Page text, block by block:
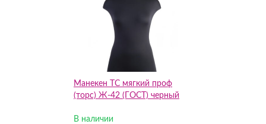
Манекен ТС мягкий проф
(торс) Ж-42 (ГОСТ) черный
В наличии